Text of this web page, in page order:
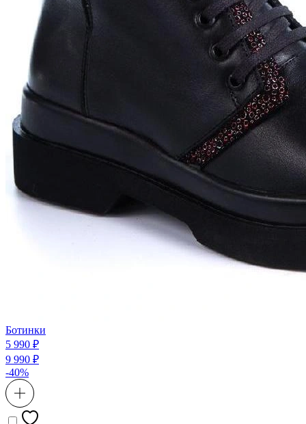
Ботинки
5 990 ₽
9 990 ₽
-40%